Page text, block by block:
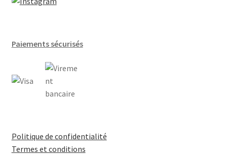
Thermostats d’ambiance
Paiements sécurisés
Politique de confidentialité
Termes et conditions